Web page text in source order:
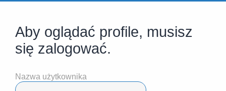
Aby oglądać profile, musisz
się zalogować.
Nazwa użytkownika